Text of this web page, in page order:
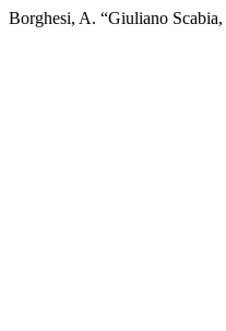
Borghesi, A. “Giuliano